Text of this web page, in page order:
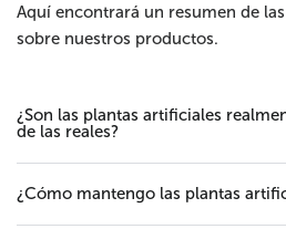
Aquí encontrará un resumen de
sobre nuestros productos.
¿Son las plantas artificiales
de las reales?
¿Cómo mantengo las plantas